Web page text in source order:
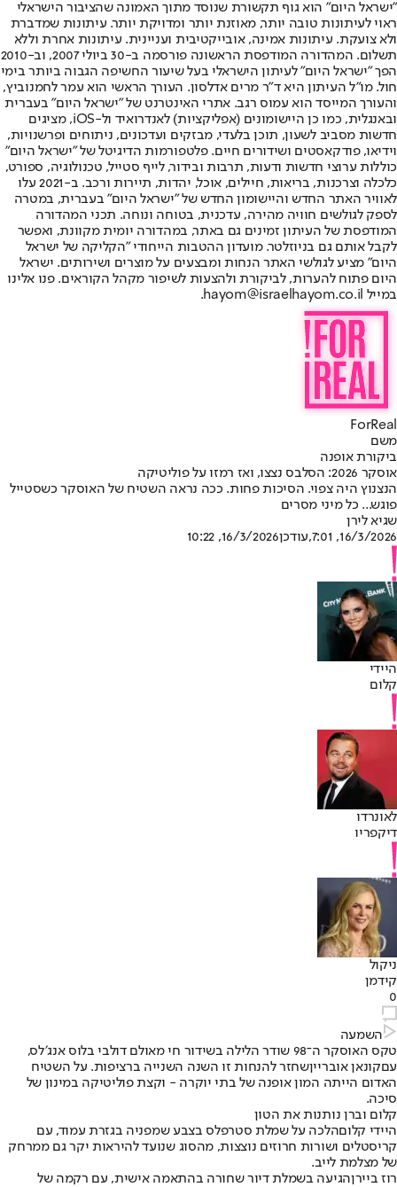
"ישראל היום" הוא גוף תקשורת שנוסד מתוך האמונה שהציבור הישראלי
ראוי לעיתונות טובה יותר, מאוזנת יותר ומדויקת יותר. עיתונות שמדברת
ולא צועקת. עיתונות אמינה, אובייקטיבית ועניינית. עיתונות אחרת וללא
תשלום. המהדורה המודפסת הראשונה פורסמה ב-30 ביולי 2007, וב-2010
הפך "ישראל היום" לעיתון הישראלי בעל שיעור החשיפה הגבוה ביותר בימי
חול. מו"ל העיתון היא ד"ר מרים אדלסון. העורך הראשי הוא עמר לחמנוביץ,
והעורך המייסד הוא עמוס רגב. אתרי האינטרנט של "ישראל היום" בעברית
ובאנגלית, כמו כן היישומונים (אפליקציות) לאנדרואיד ול-iOS, מציגים
חדשות מסביב לשעון, תוכן בלעדי, מבזקים ועדכונים, ניתוחים ופרשנויות,
וידיאו, פודקאסטים ושידורים חיים. פלטפורמות הדיגיטל של "ישראל היום"
כוללות ערוצי חדשות ודעות, תרבות ובידור, לייף סטייל, טכנולוגיה, ספורט,
כלכלה וצרכנות, בריאות, חיילים, אוכל, יהדות, תיירות ורכב. ב-2021 עלו
לאוויר האתר החדש והיישומון החדש של "ישראל היום" בעברית, במטרה
לספק לגולשים חוויה מהירה, עדכנית, בטוחה ונוחה. תכני המהדורה
המודפסת של העיתון זמינים גם באתר, במהדורה יומית מקוונת, ואפשר
לקבל אותם גם בניוזלטר. מועדון ההטבות הייחודי "הקליקה של ישראל
היום" מציע לגולשי האתר הנחות ומבצעים על מוצרים ושירותים. ישראל
היום פתוח להערות, לביקורת ולהצעות לשיפור מקהל הקוראים. פנו אלינו
במייל hayom@israelhayom.co.il.
ForReal
משם
ביקורת אופנה
אוסקר 2026: הסלבס נצצו, ואז רמזו על פוליטיקה
הנצנוץ היה צפוי. הסיכות פחות. ככה נראה השטיח של האוסקר כשסטייל
פוגש... כל מיני מסרים
שגיא לירן
16/3/2026, 7:01
,עודכן16/3/2026, 10:22
היידי
קלום
לאונרדו
דיקפריו
ניקול
קידמן
0
השמעה
טקס האוסקר ה־98 שודר הלילה בשידור חי מאולם דולבי בלוס אנג׳לס,
עםקונאן אוברייןשחזר להנחות זו השנה השנייה ברציפות. על השטיח
האדום הייתה המון אופנה של בתי יוקרה - וקצת פוליטיקה במינון של
סיכה.
קלום וברן נותנות את הטון
היידי קלוםהלכה על שמלת סטרפלס בצבע שמפניה בגזרת עמוד, עם
קריסטלים ושורות חרוזים נוצצות, מהסוג שנועד להיראות יקר גם ממרחק
של מצלמת לייב.
רוז ביירןהגיעה בשמלת דיור שחורה בהתאמה אישית, עם רקמה של